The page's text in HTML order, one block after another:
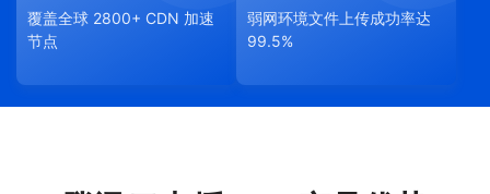
覆盖全球 2800+ CDN 加速
节点
弱网环境文件上传成功率达
99.5%